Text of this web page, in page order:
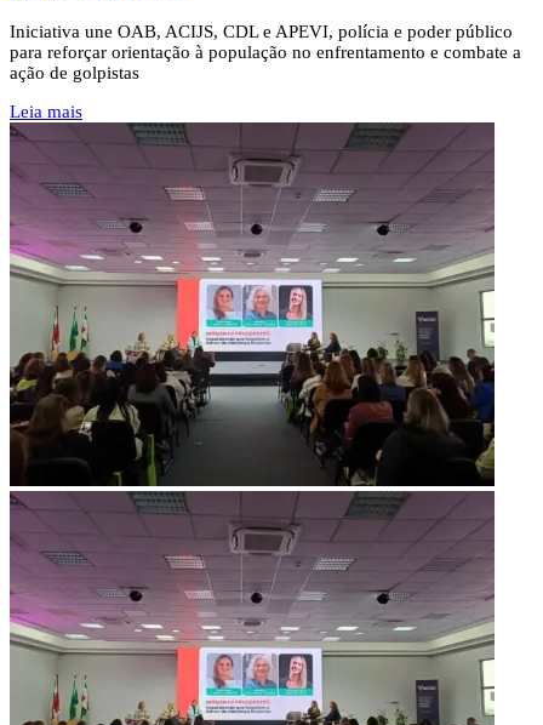
Iniciativa une OAB, ACIJS, CDL e APEVI, polícia e poder público
para reforçar orientação à população no enfrentamento e combate a
ação de golpistas
Leia mais